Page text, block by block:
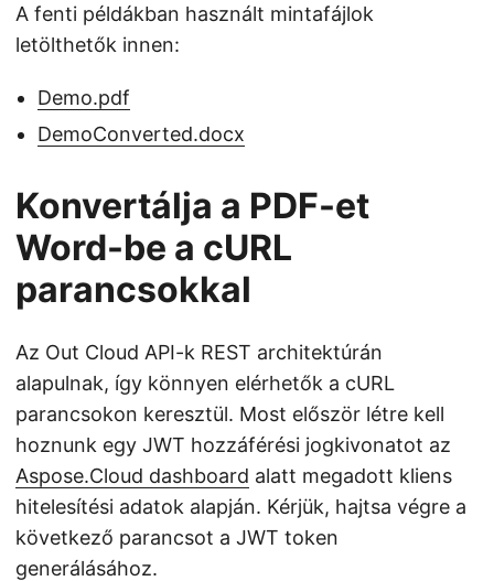
A fenti példákban használt mintafájlok
letölthetők innen:
Demo.pdf
DemoConverted.docx
Konvertálja a PDF-et
Word-be a cURL
parancsokkal
Az Out Cloud API-k REST architektúrán
alapulnak, így könnyen elérhetők a cURL
parancsokon keresztül. Most először létre kell
hoznunk egy JWT hozzáférési jogkivonatot az
Aspose.Cloud dashboard alatt megadott kliens
hitelesítési adatok alapján. Kérjük, hajtsa végre a
következő parancsot a JWT token
generálásához.